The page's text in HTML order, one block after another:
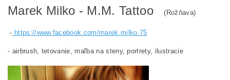
Marek Milko - M.M. Tattoo (Rožňava)
- https://www.facebook.com/marek.milko.75
- airbrush, tetovanie, maľba na steny, portrety, ilustracie